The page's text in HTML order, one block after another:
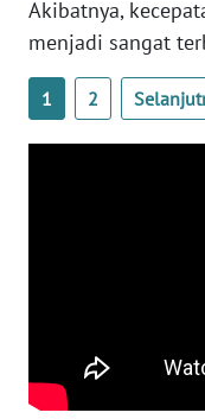
Akibatnya,
menjadi sangat
1 2
NTT
WN
KEPRI
RIAU